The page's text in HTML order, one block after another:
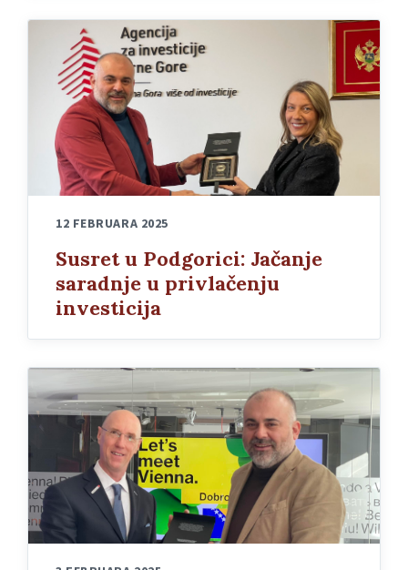
12 FEBRUARA 2025
Susret u Podgorici: Jačanje
saradnje u privlačenju
investicija